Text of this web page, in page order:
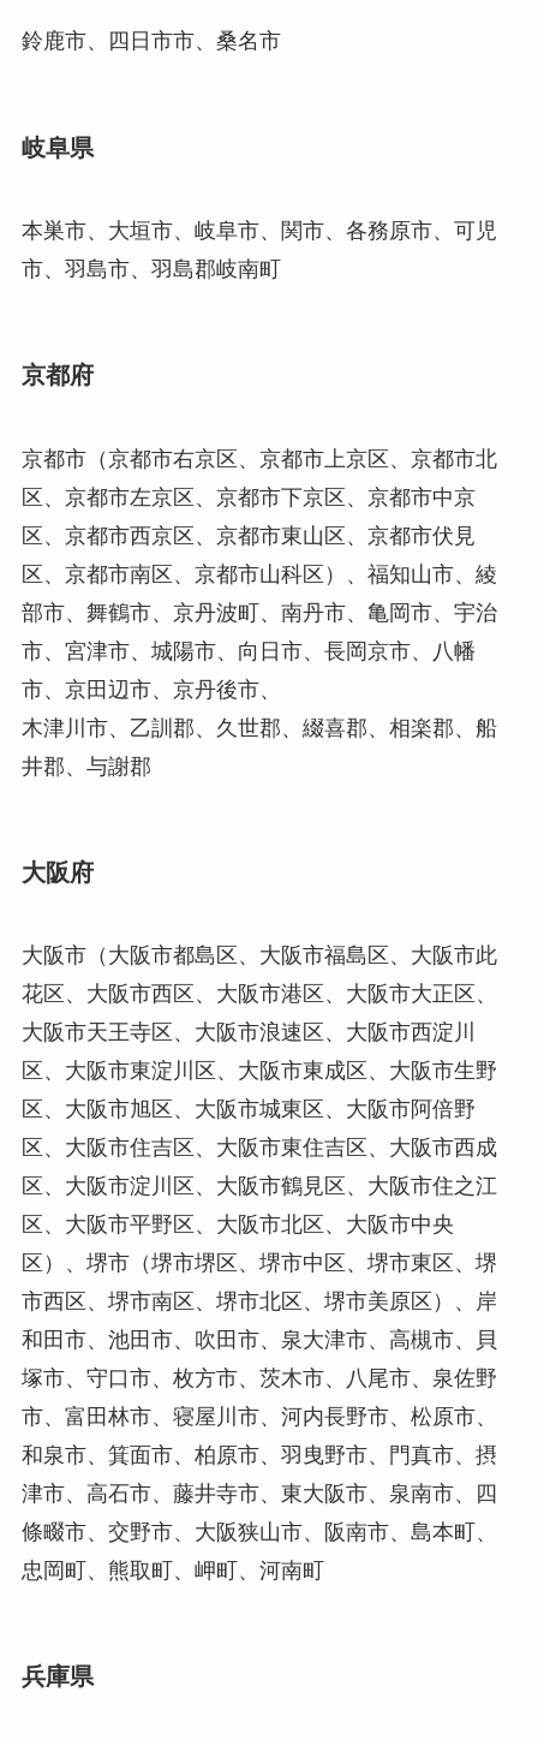
鈴鹿市、四日市市、桑名市
岐阜県
本巣市、大垣市、岐阜市、関市、各務原市、可児
市、羽島市、羽島郡岐南町
京都府
京都市（京都市右京区、京都市上京区、京都市北
区、京都市左京区、京都市下京区、京都市中京
区、京都市西京区、京都市東山区、京都市伏見
区、京都市南区、京都市山科区）、福知山市、綾
部市、舞鶴市、京丹波町、南丹市、亀岡市、宇治
市、宮津市、城陽市、向日市、長岡京市、八幡
市、京田辺市、京丹後市、
木津川市、乙訓郡、久世郡、綴喜郡、相楽郡、船
井郡、与謝郡
大阪府
大阪市（大阪市都島区、大阪市福島区、大阪市此
花区、大阪市西区、大阪市港区、大阪市大正区、
大阪市天王寺区、大阪市浪速区、大阪市西淀川
区、大阪市東淀川区、大阪市東成区、大阪市生野
区、大阪市旭区、大阪市城東区、大阪市阿倍野
区、大阪市住吉区、大阪市東住吉区、大阪市西成
区、大阪市淀川区、大阪市鶴見区、大阪市住之江
区、大阪市平野区、大阪市北区、大阪市中央
区）、堺市（堺市堺区、堺市中区、堺市東区、堺
市西区、堺市南区、堺市北区、堺市美原区）、岸
和田市、池田市、吹田市、泉大津市、高槻市、貝
塚市、守口市、枚方市、茨木市、八尾市、泉佐野
市、富田林市、寝屋川市、河内長野市、松原市、
和泉市、箕面市、柏原市、羽曳野市、門真市、摂
津市、高石市、藤井寺市、東大阪市、泉南市、四
條畷市、交野市、大阪狭山市、阪南市、島本町、
忠岡町、熊取町、岬町、河南町
兵庫県